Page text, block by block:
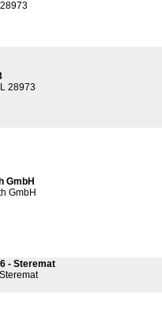
28973
GmbH
GmbH
- Steremat